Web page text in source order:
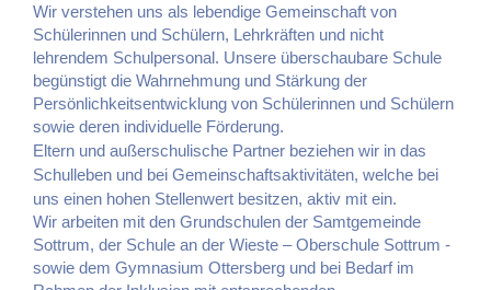
Wir verstehen uns als lebendige Gemeinschaft von
Schülerinnen und Schülern, Lehrkräften und nicht
lehrendem Schulpersonal. Unsere überschaubare Schule
begünstigt die Wahrnehmung und Stärkung der
Persönlichkeitsentwicklung von Schülerinnen und Schülern
sowie deren individuelle Förderung.
Eltern und außerschulische Partner beziehen wir in das
Schulleben und bei Gemeinschaftsaktivitäten, welche bei
uns einen hohen Stellenwert besitzen, aktiv mit ein.
Wir arbeiten mit den Grundschulen der Samtgemeinde
Sottrum, der Schule an der Wieste – Oberschule Sottrum -
sowie dem Gymnasium Ottersberg und bei Bedarf im